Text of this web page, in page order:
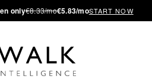
only€8.33/mo€5.83/moSTART NOW